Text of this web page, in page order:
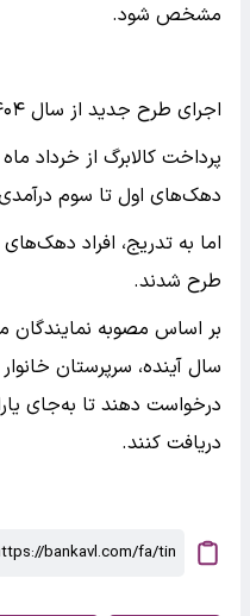
مشخص شود.
اجرای طرح جدید از سال ۱۴۰۴
دهک‌های اول تا سوم
اما به تدریج، افراد
طرح شدند.
سال آینده، سرپرستان
درخواست دهند تا به‌جای
دریافت کنند.